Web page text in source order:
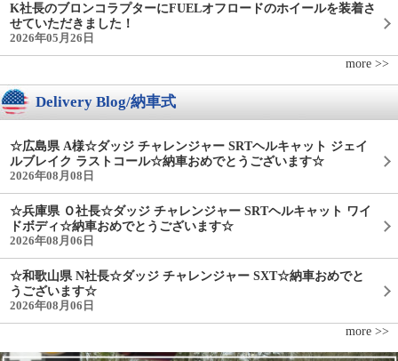
K社長のブロンコラプターにFUELオフロードのホイールを装着さ
せていただきました！
2026年05月26日
more >>
Delivery Blog/納車式
☆広島県 A様☆ダッジ チャレンジャー SRTヘルキャット ジェイ
ルブレイク ラストコール☆納車おめでとうございます☆
2026年08月08日
☆兵庫県 Ｏ社長☆ダッジ チャレンジャー SRTヘルキャット ワイ
ドボディ☆納車おめでとうございます☆
2026年08月06日
☆和歌山県 N社長☆ダッジ チャレンジャー SXT☆納車おめでと
うございます☆
2026年08月06日
more >>